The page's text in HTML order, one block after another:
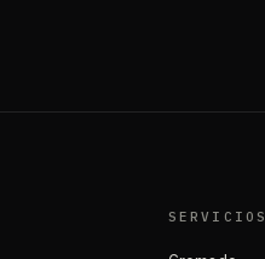
SERVICIOS